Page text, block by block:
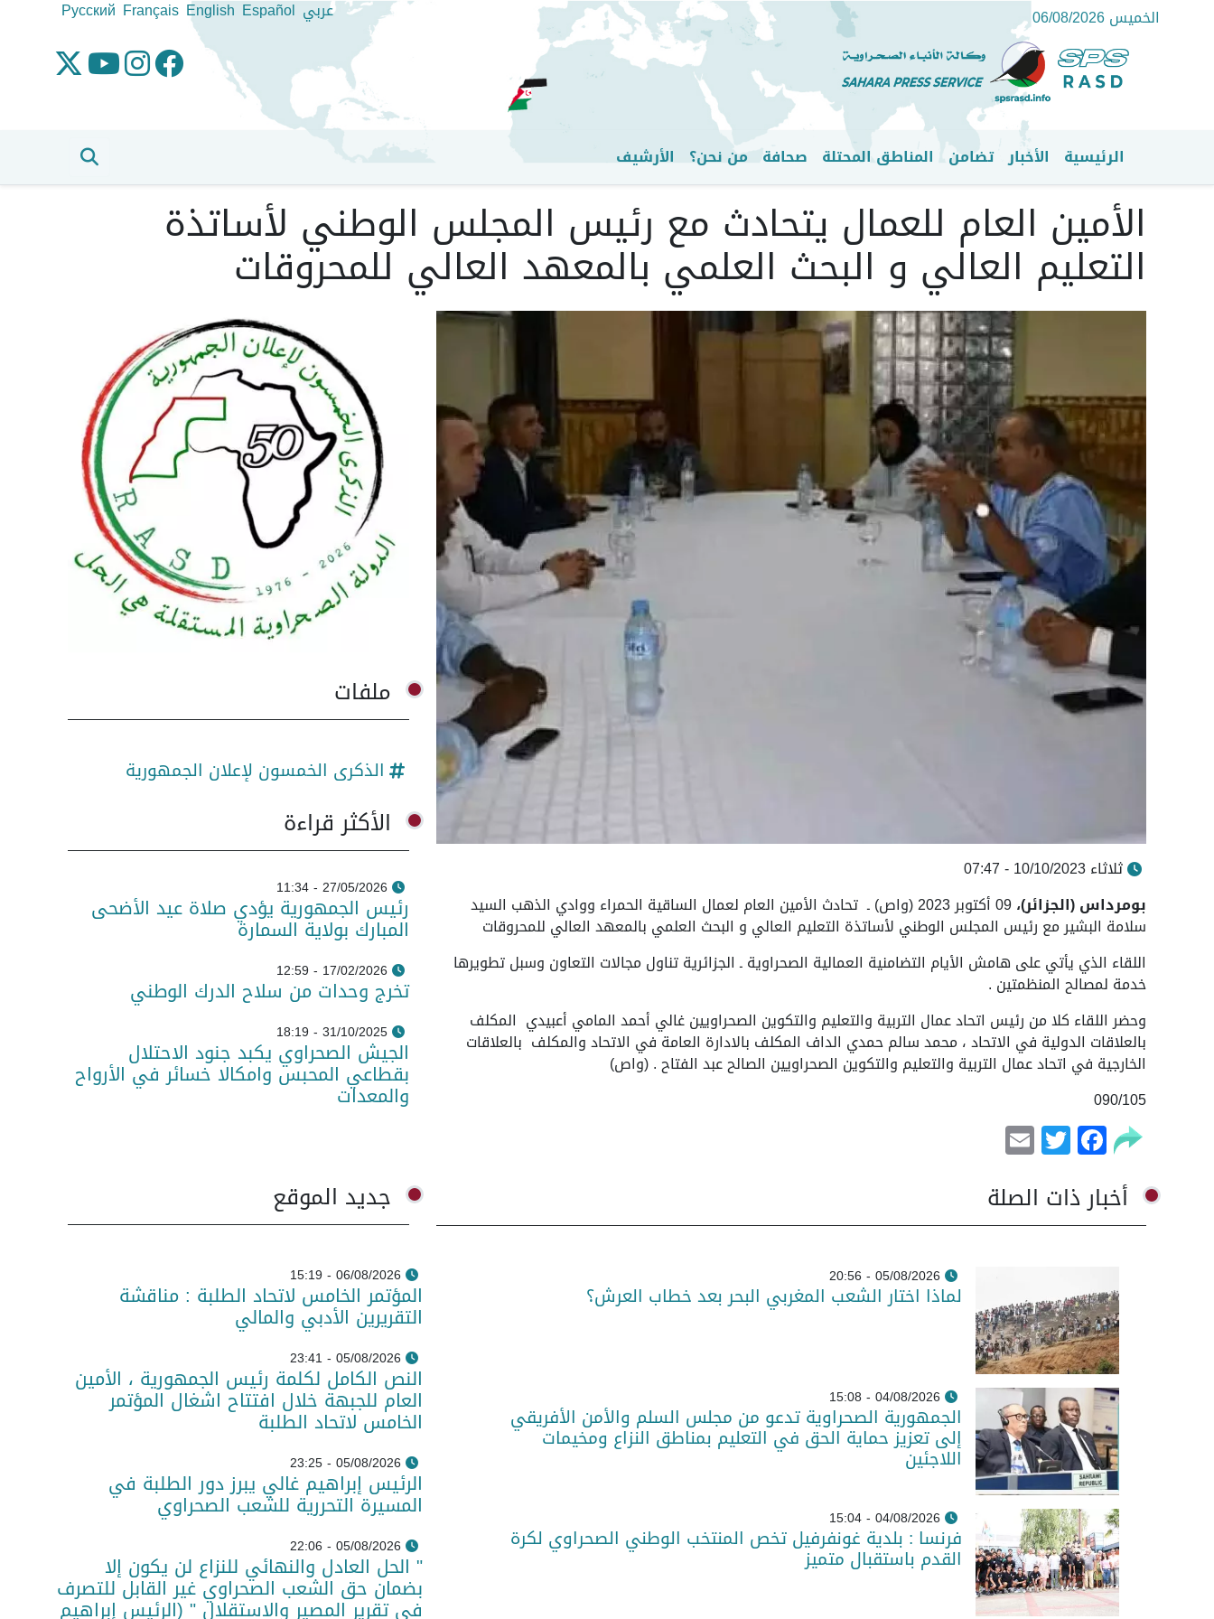
تجاوز
إلى
المحتوى
الرئيسي
الخميس 06/08/2026 عربي Español
English
Français
Pусский
القائمة الرئيسية
الرئيسية الأخبار تضامن المناطق المحتلة صحافة من نحن؟ الأرشيف
الأمين العام للعمال يتحادث مع رئيس المجلس الوطني لأساتذة
التعليم العالي و البحث العلمي بالمعهد العالي للمحروقات
ثلاثاء 10/10/2023 - 07:47
بومرداس (الجزائر)،
09 أكتوبر 2023 (واص) ـ تحادث الأمين العام لعمال الساقية الحمراء ووادي الذهب السيد
سلامة البشير مع رئيس المجلس الوطني لأساتذة التعليم العالي و البحث العلمي بالمعهد العالي للمحروقات
اللقاء الذي يأتي على هامش الأيام التضامنية العمالية الصحراوية ـ الجزائرية تناول مجالات التعاون وسبل تطويرها
خدمة لمصالح المنظمتين .
وحضر اللقاء كلا من رئيس اتحاد عمال التربية والتعليم والتكوين الصحراويين غالي أحمد المامي أعبيدي المكلف
بالعلاقات الدولية في الاتحاد ، محمد سالم حمدي الداف المكلف بالادارة العامة في الاتحاد والمكلف بالعلاقات
الخارجية في اتحاد عمال التربية والتعليم والتكوين الصحراويين الصالح عبد الفتاح . (واص)
090/105
Facebook
Twitter
أخبار ذات الصلة
05/08/2026 - 20:56
لماذا اختار الشعب المغربي البحر بعد خطاب العرش؟
04/08/2026 - 15:08
الجمهورية الصحراوية تدعو من مجلس السلم والأمن الأفريقي
إلى تعزيز حماية الحق في التعليم بمناطق النزاع ومخيمات
اللاجئين
04/08/2026 - 15:04
فرنسا : بلدية غونفرفيل تخص المنتخب الوطني الصحراوي لكرة
القدم باستقبال متميز
ملفات
الذكرى الخمسون لإعلان الجمهورية
الأكثر قراءة
27/05/2026 - 11:34
رئيس الجمهورية يؤدي صلاة عيد الأضحى
المبارك بولاية السمارة
17/02/2026 - 12:59
تخرج وحدات من سلاح الدرك الوطني
31/10/2025 - 18:19
الجيش الصحراوي يكبد جنود الاحتلال
بقطاعي المحبس وامكالا خسائر في الأرواح
والمعدات
جديد الموقع
06/08/2026 - 15:19
المؤتمر الخامس لاتحاد الطلبة : مناقشة
التقريرين الأدبي والمالي
05/08/2026 - 23:41
النص الكامل لكلمة رئيس الجمهورية ، الأمين
العام للجبهة خلال افتتاح اشغال المؤتمر
الخامس لاتحاد الطلبة
05/08/2026 - 23:25
الرئيس إبراهيم غالي يبرز دور الطلبة في
المسيرة التحررية للشعب الصحراوي
05/08/2026 - 22:06
" الحل العادل والنهائي للنزاع لن يكون إلا
بضمان حق الشعب الصحراوي غير القابل للتصرف
في تقرير المصير والاستقلال " (الرئيس إبراهيم